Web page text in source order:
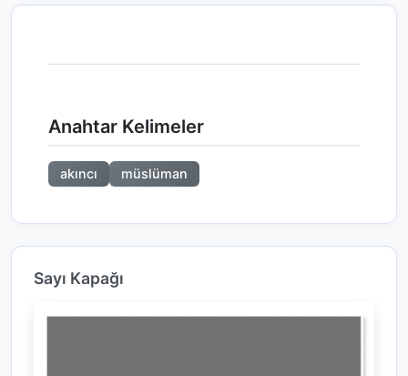
Anahtar Kelimeler
akıncı müslüman
Sayı Kapağı